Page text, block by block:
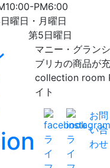
PM6:00
曜日・月曜日
曜日
マニー・グラン
ブリカの商品が充
collection room
イト
お問
い合
わせ